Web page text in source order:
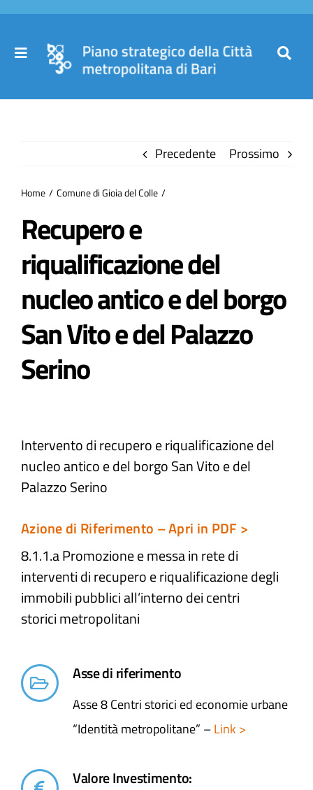
Salta
contenuto
Toggle
Partecipa
Comuni
Atti e Docunenti
Progetti
Precedente Prossimo
Home Comune di Gioia del Colle
Recupero e
riqualificazione del
nucleo antico e del borgo
San Vito e del Palazzo
Serino
Intervento di recupero e riqualificazione del
nucleo antico e del borgo San Vito e del
Palazzo Serino
Azione di Riferimento – Apri in PDF >
8.1.1.a Promozione e messa in rete di
interventi di recupero e riqualificazione degli
immobili pubblici all’interno dei centri
storici metropolitani ​
Asse di riferimento
Asse 8 Centri storici ed economie urbane
“Identità metropolitane” –Link >
Valore Investimento: